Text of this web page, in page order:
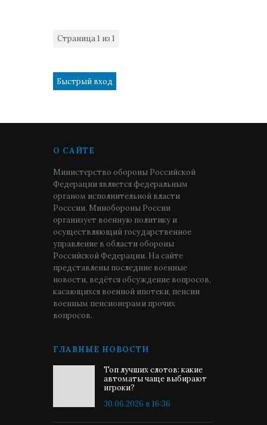
Страница1 из 1
О САЙТЕ
Министерство обороны Российской
Федерации является федеральным
органом исполнительной власти
Росссии. Минобороны России
организует военную политику и
осуществляющий государственное
управление в области обороны
Российской Федерации. На сайте
представлены последние военные
новости, ведётся обсуждение вопросов,
касающихся военной ипотеки, пенсии
военным пенсионерами прочих
вопросов.
ГЛАВНЫЕ НОВОСТИ
Топ лучших слотов: какие
автоматы чаще выбирают
игроки?
30.06.2026 в 16:36